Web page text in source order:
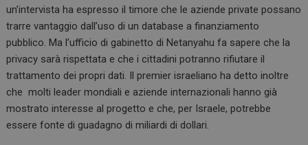
un’intervista ha espresso il timore che le aziende private possano
trarre vantaggio dall’uso di un database a finanziamento
pubblico. Ma l’ufficio di gabinetto di Netanyahu fa sapere che la
privacy sarà rispettata e che i cittadini potranno rifiutare il
trattamento dei propri dati. Il premier israeliano ha detto inoltre
che molti leader mondiali e aziende internazionali hanno già
mostrato interesse al progetto e che, per Israele, potrebbe
essere fonte di guadagno di miliardi di dollari.